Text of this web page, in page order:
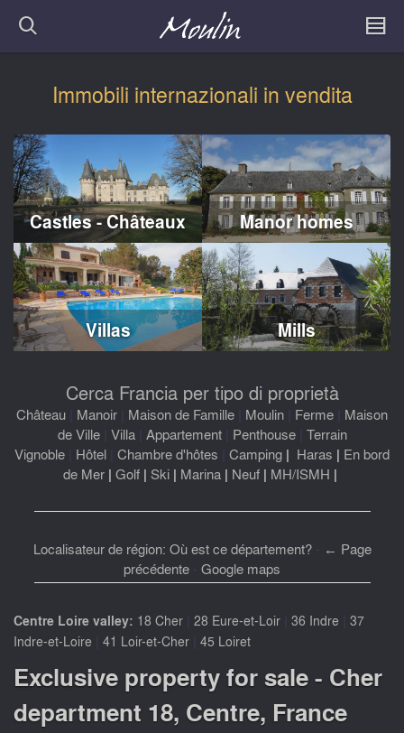
Immobili internazionali in vendita
Castles - Châteaux Manor homes
Villas Mills
Cerca Francia per tipo di proprietà
Château Manoir Maison de Famille Moulin Ferme Maison
de Ville| Villa| Appartement| Penthouse| Terrain
Vignoble Hôtel Chambre d'hôtes Camping | Haras | En bord
de Mer | Golf | Ski | Marina | Neuf | MH/ISMH |
Localisateur de région: Où est ce département?- ← Page
précédente - Google maps
Centre Loire valley: 18 Cher 28 Eure-et-Loir 36 Indre
37
Indre-et-Loire
41 Loir-et-Cher 45 Loiret
Exclusive property for sale - Cher
department 18, Centre, France